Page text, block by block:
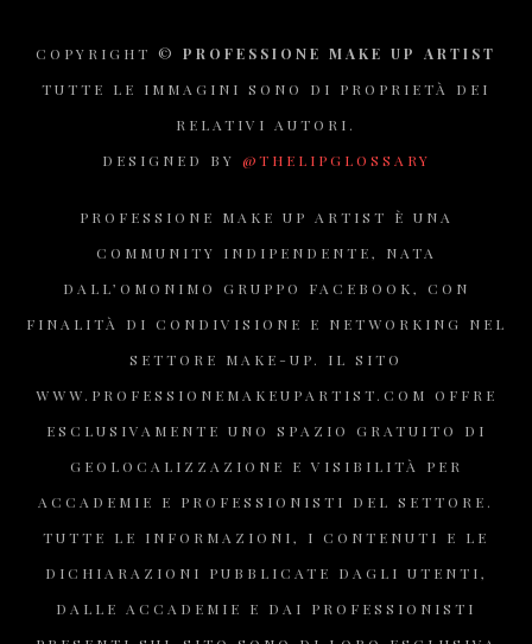
COPYRIGHT © PROFESSIONE MAKE UP ARTIST
TUTTE LE IMMAGINI SONO DI PROPRIETÀ DEI
RELATIVI AUTORI.
DESIGNED BY @THELIPGLOSSARY
PROFESSIONE MAKE UP ARTIST È UNA
COMMUNITY INDIPENDENTE, NATA
DALL’OMONIMO GRUPPO FACEBOOK, CON
FINALITÀ DI CONDIVISIONE E NETWORKING NEL
SETTORE MAKE-UP. IL SITO
WWW.PROFESSIONEMAKEUPARTIST.COM OFFRE
ESCLUSIVAMENTE UNO SPAZIO GRATUITO DI
GEOLOCALIZZAZIONE E VISIBILITÀ PER
ACCADEMIE E PROFESSIONISTI DEL SETTORE.
TUTTE LE INFORMAZIONI, I CONTENUTI E LE
DICHIARAZIONI PUBBLICATE DAGLI UTENTI,
DALLE ACCADEMIE E DAI PROFESSIONISTI